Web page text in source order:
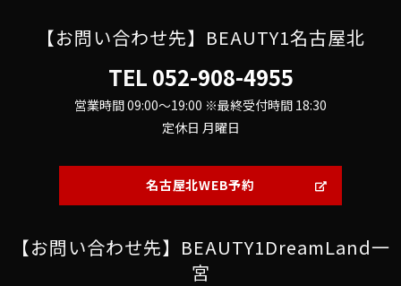
【お問い合わせ先】BEAUTY1名古屋北
TEL 052-908-4955
営業時間 09:00～19:00 ※最終受付時間 18:30
定休日 月曜日
名古屋北WEB予約
【お問い合わせ先】BEAUTY1DreamLand一
宮